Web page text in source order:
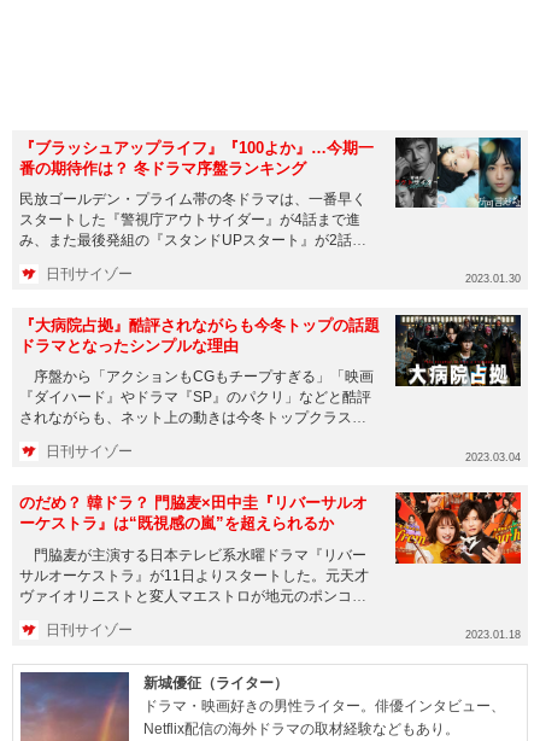
『ブラッシュアップライフ』『100よか』…今期一
番の期待作は？ 冬ドラマ序盤ランキング
民放ゴールデン・プライム帯の冬ドラマは、一番早く
スタートした『警視庁アウトサイダー』が4話まで進
み、また最後発組の『スタンドUPスタート』が2話ま
日刊サイゾー 2023.01.30
『大病院占拠』酷評されながらも今冬トップの話題
ドラマとなったシンプルな理由
序盤から「アクションもCGもチープすぎる」「映画
『ダイハード』やドラマ『SP』のパクリ」などと酷評
されながらも、ネット上の動きは今冬トップクラスを
日刊サイゾー 2023.03.04
のだめ？ 韓ドラ？ 門脇麦×田中圭『リバーサルオ
ーケストラ』は“既視感の嵐”を超えられるか
門脇麦が主演する日本テレビ系水曜ドラマ『リバー
サルオーケストラ』が11日よりスタートした。元天才
ヴァイオリニストと変人マエストロが地元のポンコツ
日刊サイゾー 2023.01.18
新城優征（ライター）
ドラマ・映画好きの男性ライター。俳優インタビュー、
Netflix配信の海外ドラマの取材経験などもあり。